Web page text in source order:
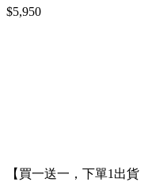
$5,950
【買一送一，下單1出貨